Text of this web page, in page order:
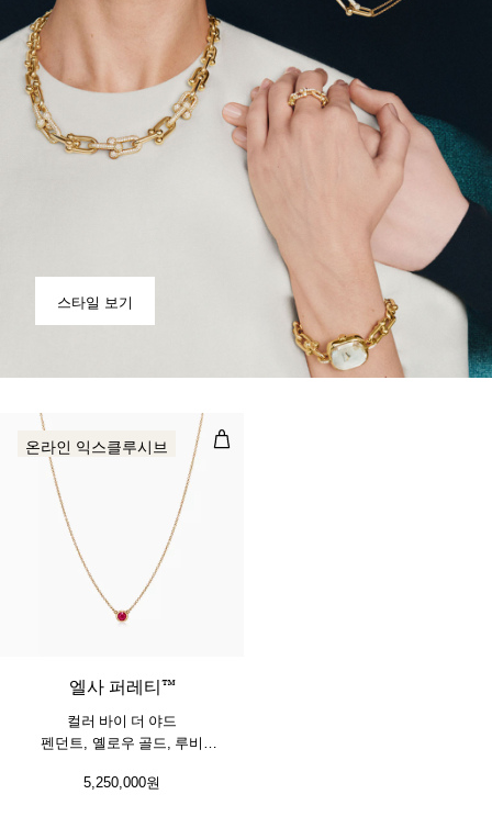
스타일 보기
컬러 바이 더 야드 펜던트, 옐로우
온라인 익스클루시브
엘사 퍼레티™
컬러 바이 더 야드
펜던트, 옐로우 골드, 루비
5,250,000원